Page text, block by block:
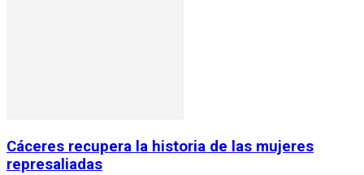
Cáceres recupera la historia de las mujeres
represaliadas